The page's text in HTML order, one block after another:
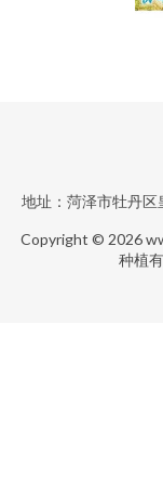
地址：菏泽市牡丹
Copyright © 2026
种植